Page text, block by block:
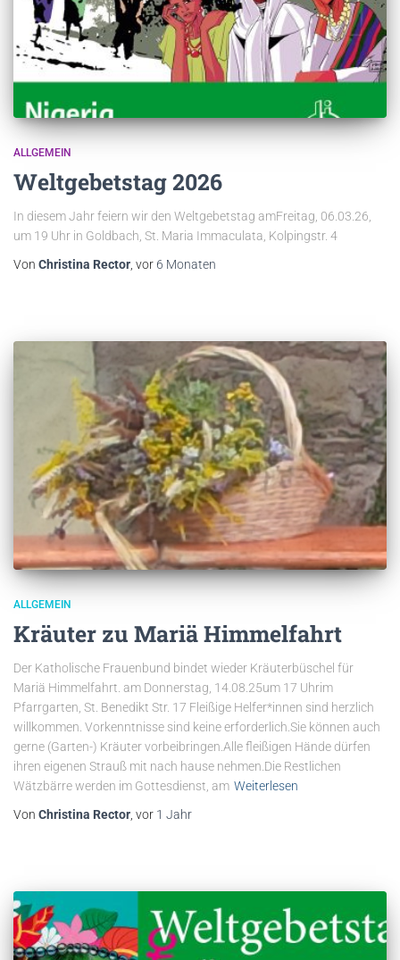
ALLGEMEIN
Weltgebetstag 2026
In diesem Jahr feiern wir den Weltgebetstag amFreitag, 06.03.26,
um 19 Uhr in Goldbach, St. Maria Immaculata, Kolpingstr. 4
Von Christina Rector , vor 6 Monaten
ALLGEMEIN
Kräuter zu Mariä Himmelfahrt
Der Katholische Frauenbund bindet wieder Kräuterbüschel für
Mariä Himmelfahrt. am Donnerstag, 14.08.25um 17 Uhrim
Pfarrgarten, St. Benedikt Str. 17 Fleißige Helfer*innen sind herzlich
willkommen. Vorkenntnisse sind keine erforderlich.Sie können auch
gerne (Garten-) Kräuter vorbeibringen.Alle fleißigen Hände dürfen
ihren eigenen Strauß mit nach hause nehmen.Die Restlichen
Wätzbärre werden im Gottesdienst, am Weiterlesen
Von Christina Rector , vor 1 Jahr